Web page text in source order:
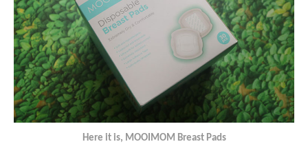
Here it is, MOOIMOM Breast Pads